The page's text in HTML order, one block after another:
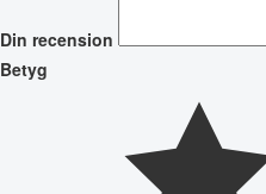
Din recension
Betyg